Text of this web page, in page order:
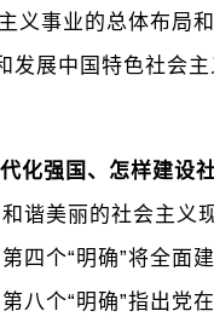
义事业的总体布
发展中国特色社
化强国、怎样建设
谐美丽的社会主
四个“明确”将全面
八个“明确”指出